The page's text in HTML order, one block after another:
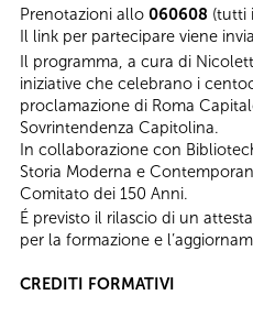
Prenotazioni allo 060608 (tutti
Il link per partecipare viene
Il programma, a cura di
iniziative che celebrano i
proclamazione di Roma
Sovrintendenza Capitolina.
In collaborazione con
Storia Moderna e
Comitato dei 150 Anni.
É previsto il rilascio di un
per la formazione e
CREDITI FORMATIVI